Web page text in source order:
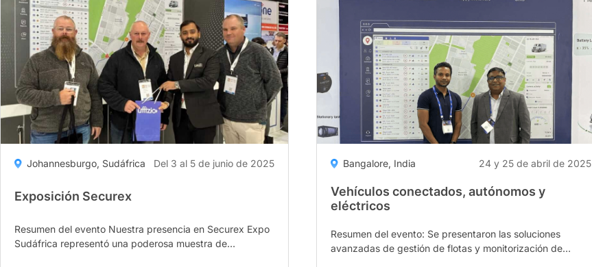
Vehicle"
Johannesburgo, Sudáfrica Del 3 al 5 de junio de 2025
Exposición Securex
Resumen del evento Nuestra presencia en Securex Expo
Sudáfrica representó una poderosa muestra de
Bangalore, India 24 y 25 de abril de 2025
Vehículos conectados, autónomos y
eléctricos
Resumen del evento: Se presentaron las soluciones
avanzadas de gestión de flotas y monitorización de